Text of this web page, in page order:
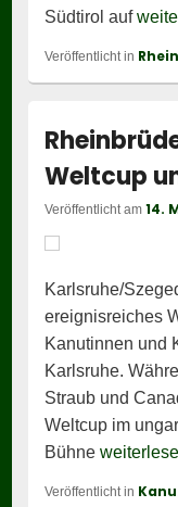
Südtirol auf
Veröffentlicht in
Weltcup
Veröffentlicht am14.
Karlsruhe/
ereignisreiches
Kanutinnen und
Karlsruhe.
Straub und
Weltcup im
Bühne
Veröffentlicht in Kanu